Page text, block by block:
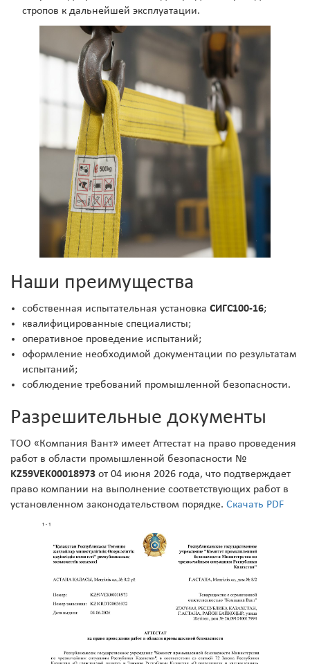
стропов к дальнейшей эксплуатации.
Наши преимущества
собственная испытательная установка СИГС100-16;
квалифицированные специалисты;
оперативное проведение испытаний;
оформление необходимой документации по результатам
испытаний;
соблюдение требований промышленной безопасности.
Разрешительные документы
ТОО «Компания Вант» имеет Аттестат на право проведения
работ в области промышленной безопасности №
KZ59VEK00018973 от 04 июня 2026 года, что подтверждает
право компании на выполнение соответствующих работ в
установленном законодательством порядке. Скачать PDF